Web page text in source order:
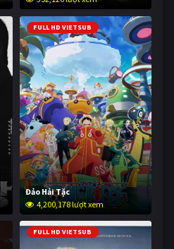
FULL HD VIETSUB
Đảo Hải Tặc
4,200,178 lượt xem
FULL HD VIETSUB